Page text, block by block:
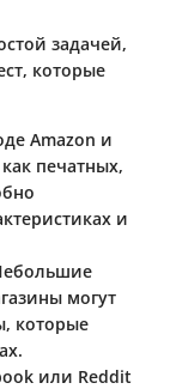
задачей,
которые
Amazon и
печатных,
и
могут
которые
или Reddit